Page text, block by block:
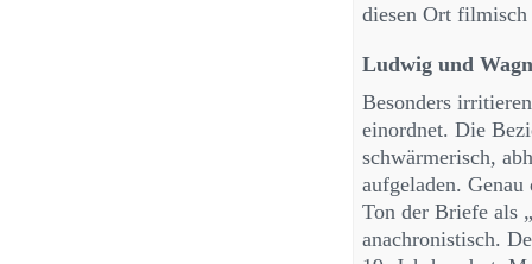
diesen Ort
Ludwig und
Besonders
einordnet. Die
schwärmerisch,
aufgeladen.
Ton der Briefe als
anachronistisch.